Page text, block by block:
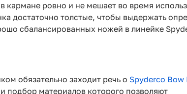
ровно и не мешает во время
достаточно толстые, чтобы выдержать
сбалансированных ножей в линейке
обязательно заходит речь о Spyderco Bow
подбор материалов которого позволяют